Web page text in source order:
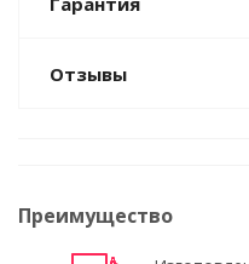
Отзывы
Преимущество